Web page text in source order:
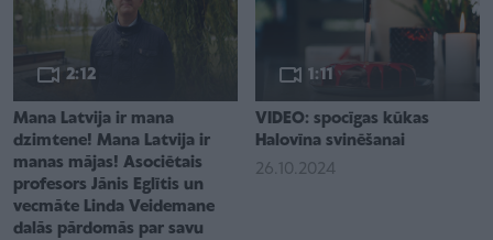
2:12
Mana Latvija ir mana
dzimtene! Mana Latvija ir
manas mājas! Asociētais
profesors Jānis Eglītis un
vecmāte Linda Veidemane
dalās pārdomās par savu
1:11
VIDEO: spocīgas kūkas
Halovīna svinēšanai
26.10.2024